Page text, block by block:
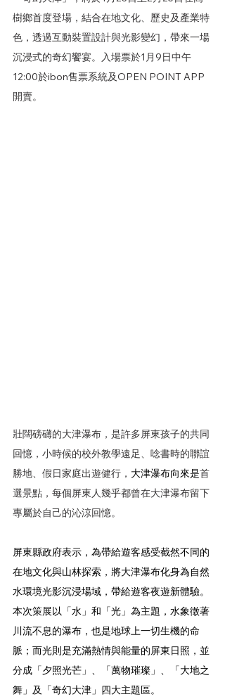
樹鄉首度登場，結合在地文化、歷史及產業特
色，透過互動裝置設計與光影變幻，帶來一場
沉浸式的奇幻饗宴。入場票於1月9日中午
12:00於ibon售票系統及OPEN POINT APP
開賣。
壯闊磅礴的大津瀑布，是許多屏東孩子的共同
回憶，小時候的校外教學遠足、唸書時的聯誼
勝地、假日家庭出遊健行， 大津瀑布向來是首
選景點，每個屏東人幾乎都曾在大津瀑布留下
專屬於自己的沁涼回憶。
屏東縣政府表示，為帶給遊客感受截然不同的
在地文化與山林探索，將大津瀑布化身為自然
水環境光影沉浸場域，帶給遊客夜遊新體驗。
本次策展以「水」和「光」為主題，水象徵著
川流不息的瀑布，也是地球上一切生機的命
脈；而光則是充滿熱情與能量的屏東日照，並
分成「夕照光芒」、「萬物璀璨」、「大地之
舞」及「奇幻大津」四大主題區。